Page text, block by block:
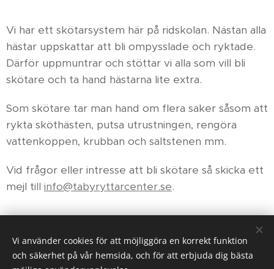
Vi har ett skötarsystem här på ridskolan. Nästan alla
hästar uppskattar att bli ompysslade och ryktade.
Därför uppmuntrar och stöttar vi alla som vill bli
skötare och ta hand hästarna lite extra.
Som skötare tar man hand om flera saker såsom att
rykta sköthästen, putsa utrustningen, rengöra
vattenkoppen, krubban och saltstenen mm.
Vid frågor eller intresse att bli skötare så skicka ett
mejl till info@tabyryttarcenter.se.
Karby Ridanläggning drivs av Ryttarcenter i Täby AB på
uppdrag avTäby Kommun.
Vi använder cookies för att möjliggöra en korrekt funktion
och säkerhet på vår hemsida, och för att erbjuda dig bästa